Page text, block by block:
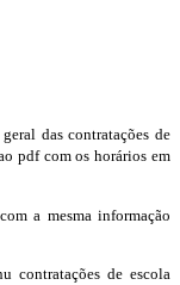
das contratações de
pdf com os horários em
a mesma informação
contratações de escola